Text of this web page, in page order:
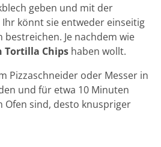
geben und mit der
könnt sie entweder einseitig
Je nachdem wie
Tortilla Chips haben wollt.
Pizzaschneider oder Messer in
und für etwa 10 Minuten
Ofen sind, desto knuspriger